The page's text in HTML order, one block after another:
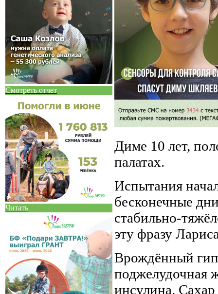
Смотреть отчет
Читать
Диме 10 лет,
палатах.
Испытания
бесконечные
стабильно-
эту фразу
Врождённый
поджелудочная
инсулина.